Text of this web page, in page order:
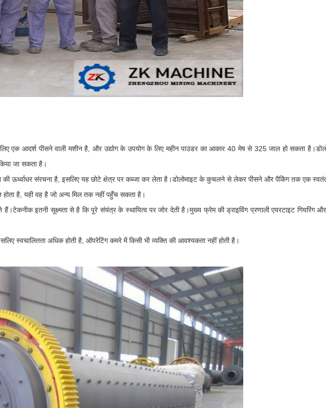
एक आदर्श पीसने वाली मशीन है, और उद्योग के उपयोग के लिए महीन पाउडर का आकार 40 मेष से 325 जाल हो सकता
जा सकता है।
की ऊर्ध्वाधर संरचना है, इसलिए यह छोटे क्षेत्र पर कब्जा कर लेता है।डोलोमाइट के कुचलने से लेकर पीसने और पैकिंग तक एक
होता है, यही वह है जो अन्य मिल तक नहीं पहुँच सकता है।
इतनी सूक्ष्मता से है कि पूरे संयंत्र के स्थायित्व पर जोर देती है।मुख्य फ्रेम की ड्राइविंग प्रणाली एयरटाइट गियरिंग
स्वचालितता अधिक होती है, ऑपरेटिंग कमरे में किसी भी व्यक्ति की आवश्यकता नहीं होती है।